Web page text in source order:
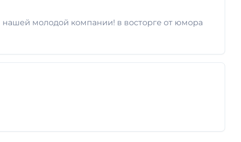
молодой компании! в восторге от юмора